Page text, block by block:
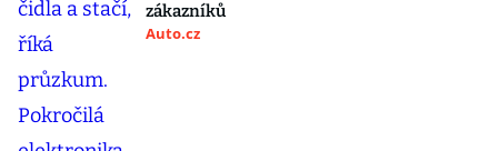
zákazníků
Auto.cz